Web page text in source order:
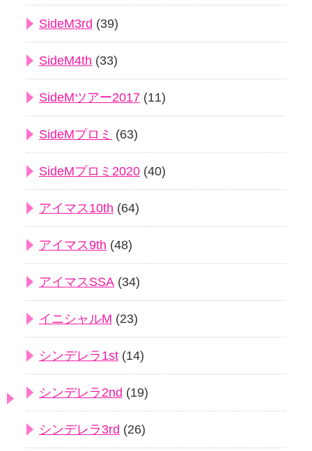
SideM3rd (39)
SideM4th (33)
SideMツアー2017 (11)
SideMプロミ (63)
SideMプロミ2020 (40)
アイマス10th (64)
アイマス9th (48)
アイマスSSA (34)
イニシャルM (23)
シンデレラ1st (14)
シンデレラ2nd (19)
シンデレラ3rd (26)